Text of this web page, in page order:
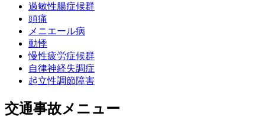
過敏性腸症候群
頭痛
メニエール病
動悸
慢性疲労症候群
自律神経失調症
起立性調節障害
交通事故メニュー